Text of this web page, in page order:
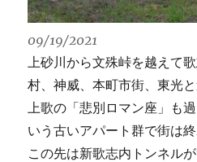
09/19/2021
上砂川から文殊峠を越えて
村、神威、本町市街、東光と
上歌の「悲別ロマン座」も
いう古いアパート群で街は終
この先は新歌志内トンネル